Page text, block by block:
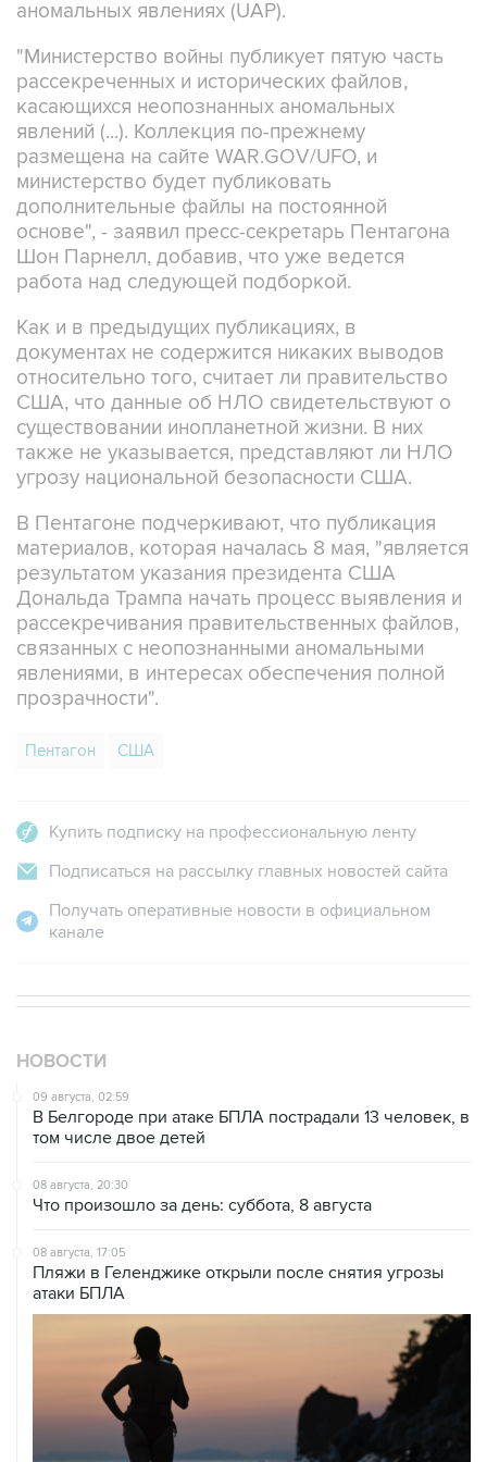
"Министерство войны публикует пятую часть
касающихся неопознанных аномальных
явлений (...). Коллекция по-прежнему
размещена на сайте WAR.GOV/UFO, и
министерство будет публиковать
дополнительные файлы на постоянной
основе", - заявил пресс-секретарь Пентагона
Шон Парнелл, добавив, что уже ведется
работа над следующей подборкой.
Как и в предыдущих публикациях, в
относительно того, считает ли правительство
США, что данные об НЛО свидетельствуют о
существовании инопланетной жизни. В них
также не указывается, представляют ли НЛО
угрозу национальной безопасности США.
В Пентагоне подчеркивают, что публикация
результатом указания президента США
Дональда Трампа начать процесс выявления и
рассекречивания правительственных файлов,
связанных с неопознанными аномальными
явлениями, в интересах обеспечения полной
прозрачности".
Пентагон США
Подписаться на рассылку главных новостей сайта
Получать оперативные новости в официальном
09 августа, 02:59
В Белгороде при атаке БПЛА пострадали 13 человек, в
том числе двое детей
08 августа, 20:30
08 августа, 17:05
атаки БПЛА